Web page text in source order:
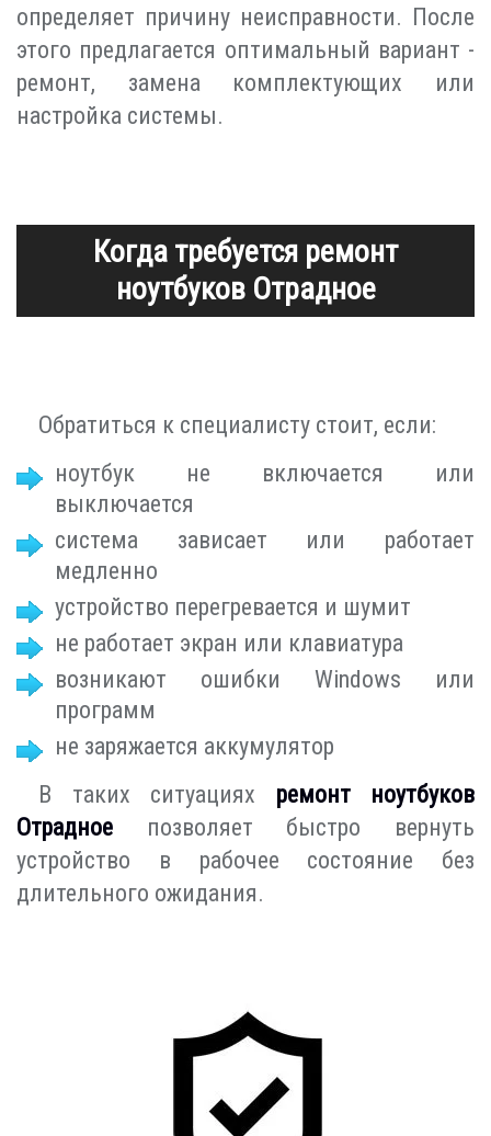
определяет причину неисправности. После
этого предлагается оптимальный вариант -
ремонт, замена комплектующих или
настройка системы.
Когда требуется ремонт
ноутбуков Отрадное
Обратиться к специалисту стоит, если:
ноутбук не включается или
выключается
система зависает или работает
медленно
устройство перегревается и шумит
не работает экран или клавиатура
возникают ошибки Windows или
программ
не заряжается аккумулятор
В таких ситуациях ремонт ноутбуков
Отрадное позволяет быстро вернуть
устройство в рабочее состояние без
длительного ожидания.
Индивидуальный подход